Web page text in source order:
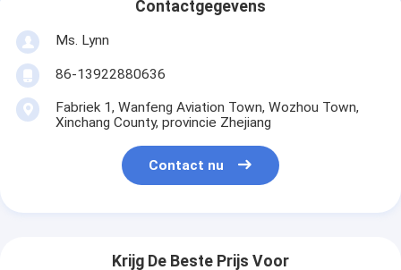
Contactgegevens
Ms. Lynn
86-13922880636
Fabriek 1, Wanfeng Aviation Town, Wozhou Town,
Xinchang County, provincie Zhejiang
Contact nu
Krijg De Beste Prijs Voor